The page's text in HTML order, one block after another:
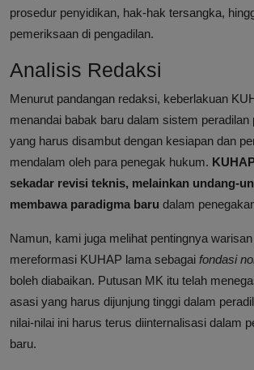
prosedur penyidikan, hak-hak tersangka,
pemeriksaan di pengadilan.
Analisis Redaksi
Menurut pandangan redaksi, keberlakuan
menandai babak baru dalam sistem peradilan
yang harus disambut dengan kesiapan dan
mendalam oleh para penegak hukum.
sekadar revisi teknis, melainkan undang-
membawa paradigma baru dalam
Namun, kami juga melihat pentingnya
mereformasi KUHAP lama sebagai fondasi
boleh diabaikan. Putusan MK itu telah
asasi yang harus dijunjung tinggi dalam
nilai-nilai ini harus terus diinternalisasi dalam
baru.